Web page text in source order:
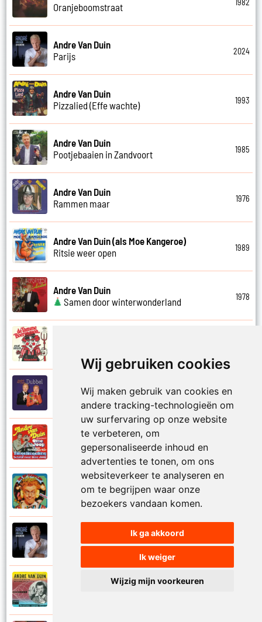
Wij gebruiken cookies
Wij maken gebruik van cookies en
andere tracking-technologieën om
uw surfervaring op onze website
te verbeteren, om
gepersonaliseerde inhoud en
advertenties te tonen, om ons
websiteverkeer te analyseren en
om te begrijpen waar onze
bezoekers vandaan komen.
Ik ga akkoord
Ik weiger
Wijzig mijn voorkeuren
Oranjeboomstraat
Andre Van Duin
Parijs
2024
Andre Van Duin
Pizzalied (Effe wachte)
1993
Andre Van Duin
Pootjebaaien in Zandvoort
1985
Andre Van Duin
Rammen maar
1976
Andre Van Duin (als Moe Kangeroe)
Ritsie weer open
1989
Andre Van Duin
Samen door winterwonderland
1978
Andre Van Duin
Schijt maar in me pannetje
Andre Van Duin
Schrijf naar ome Joop
Andre Van Duin en Frans Van Dusschoten
Stil in de stad
2024